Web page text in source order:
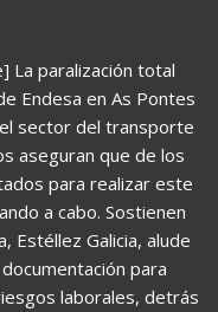
La paralización total
Endesa en As Pontes
sector del transporte
aseguran que de los
para realizar este
a cabo. Sostienen
Estéllez Galicia, alude
para
laborales, detrás